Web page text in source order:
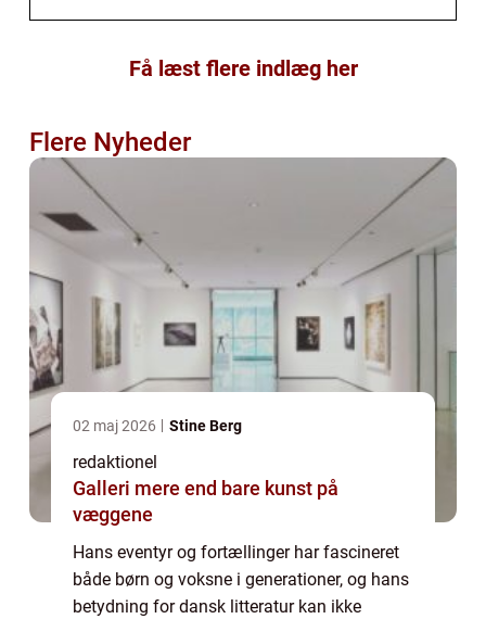
Få læst flere indlæg her
Flere Nyheder
02 maj 2026 Stine Berg
redaktionel
Galleri mere end bare kunst på
væggene
Hans eventyr og fortællinger har fascineret
både børn og voksne i generationer, og hans
betydning for dansk litteratur kan ikke